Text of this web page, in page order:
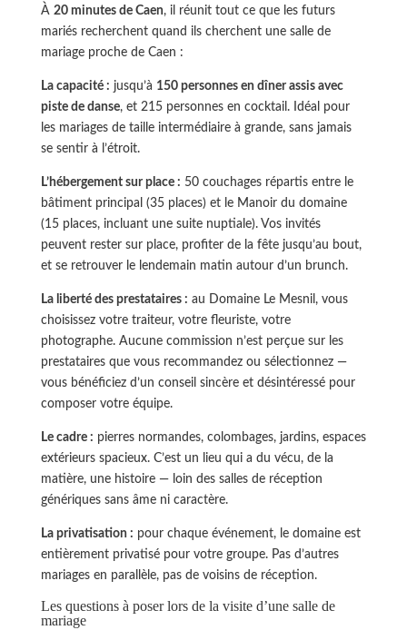
À 20 minutes de Caen, il réunit tout ce que les futurs
mariés recherchent quand ils cherchent une salle de
mariage proche de Caen :
La capacité : jusqu’à 150 personnes en dîner assis avec
piste de danse, et 215 personnes en cocktail. Idéal pour
les mariages de taille intermédiaire à grande, sans jamais
se sentir à l’étroit.
L’hébergement sur place : 50 couchages répartis entre le
bâtiment principal (35 places) et le Manoir du domaine
(15 places, incluant une suite nuptiale). Vos invités
peuvent rester sur place, profiter de la fête jusqu’au bout,
et se retrouver le lendemain matin autour d’un brunch.
La liberté des prestataires : au Domaine Le Mesnil, vous
choisissez votre traiteur, votre fleuriste, votre
photographe. Aucune commission n’est perçue sur les
prestataires que vous recommandez ou sélectionnez —
vous bénéficiez d’un conseil sincère et désintéressé pour
composer votre équipe.
Le cadre : pierres normandes, colombages, jardins, espaces
extérieurs spacieux. C’est un lieu qui a du vécu, de la
matière, une histoire — loin des salles de réception
génériques sans âme ni caractère.
La privatisation : pour chaque événement, le domaine est
entièrement privatisé pour votre groupe. Pas d’autres
mariages en parallèle, pas de voisins de réception.
Les questions à poser lors de la visite d’une salle de
mariage